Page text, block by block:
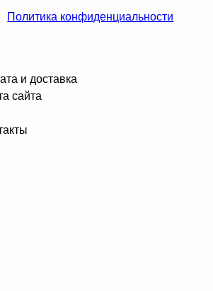
Политика конфиденциальности
и доставка
сайта